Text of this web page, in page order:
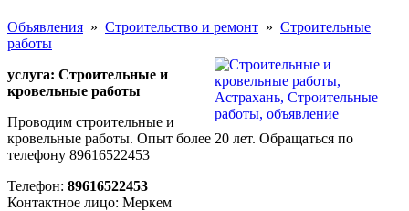
Объявления » Строительство и ремонт » Строительные
работы
услуга: Строительные и
кровельные работы
Проводим строительные и
кровельные работы. Опыт более 20 лет. Обращаться по
телефону 89616522453
Телефон: 89616522453
Контактное лицо: Меркем